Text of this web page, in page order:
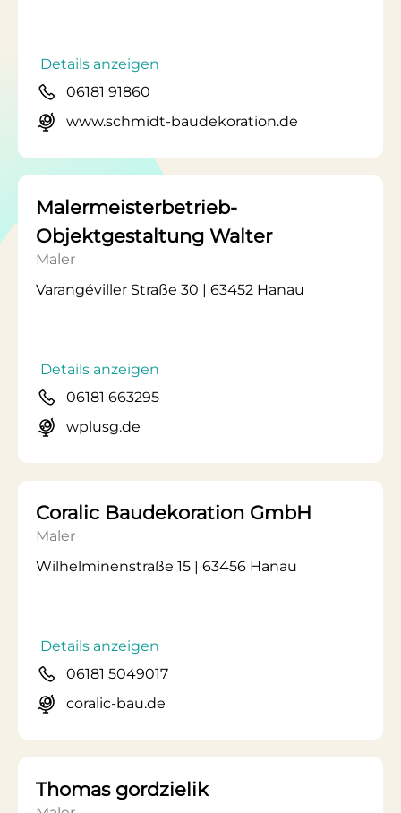
Details anzeigen
06181 91860
www.schmidt-baudekoration.de
Malermeisterbetrieb-
Objektgestaltung Walter
Maler
Varangéviller Straße 30 | 63452 Hanau
Details anzeigen
06181 663295
wplusg.de
Coralic Baudekoration GmbH
Maler
Wilhelminenstraße 15 | 63456 Hanau
Details anzeigen
06181 5049017
coralic-bau.de
Thomas gordzielik